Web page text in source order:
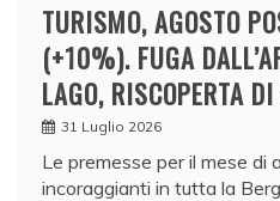
TURISMO, AGOSTO
(+10%). FUGA
LAGO, RISCOPERTA
31 Luglio 2026
Le premesse per il mese di
incoraggianti in tutta la